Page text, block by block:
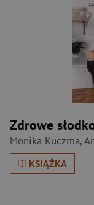
Zdrowe
Monika Kuczma,
KSIĄŻKA